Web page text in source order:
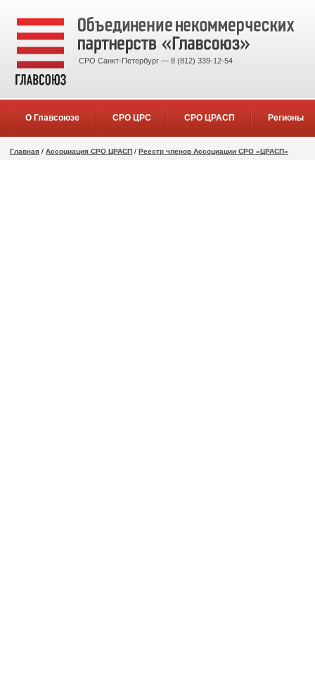
СРО Санкт-Петербург — 8 (812) 339-12-54
О Главсоюзе СРО ЦРС СРО ЦРАСП Регионы
Главная / Ассоциация СРО ЦРАСП / Реестр членов Ассоциации СРО «ЦРАСП»